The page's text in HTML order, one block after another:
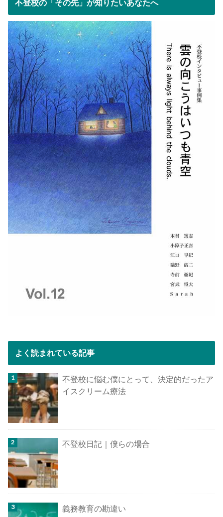
不登校の「その先」が知りたいあなたへ
よく読まれている記事
不登校に悩む僕にとって、決定的だったア
イスクリーム療法
不登校日記｜僕らの場合
義務教育の勘違い